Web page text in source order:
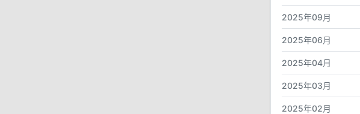
2025年09月
2025年06月
2025年04月
2025年03月
2025年02月